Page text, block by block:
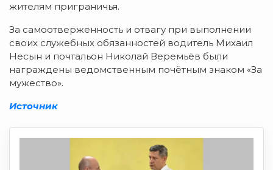
жителям приграничья.
За самоотверженность и отвагу при выполнении
своих служебных обязанностей водитель Михаил
Несын и почтальон Николай Веремьёв были
награждены ведомственным почётным знаком «За
мужество».
Источник